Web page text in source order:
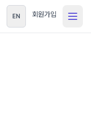
EN 회원가입